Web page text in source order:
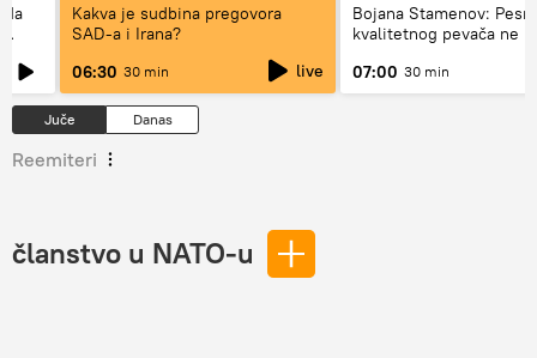
da
Kakva je sudbina pregovora
SAD-a i Irana?
06:30 30 min live
Bojana Stamenov:
kvalitetnog pevača ne
07:00 30 min
Juče Danas
Reemiteri
članstvo u NATO-u